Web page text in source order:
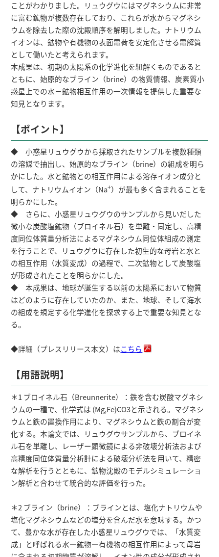
ことがわかりました。リュウグウにはマグネシウムに非常
に富む鉱物が複数存在しており、これらが水からマグネシ
ウムを除去した際の沈殿順序を解明しました。ナトリウム
イオンは、鉱物や有機物の表面電荷を安定化させる電解質
として働いたと考えられます。
本成果は、初期の太陽系の化学進化を紐解くものであると
ともに、始原的なブライン（brine）の物質情報、炭素質小
惑星上での水－鉱物相互作用の一次情報を提供した重要な
知見となります。
【ポイント】
◆ 小惑星リュウグウから採取されたサンプルを複数種類
の溶媒で抽出し、始原的なブライン（brine）の組成を明ら
かにした。水と鉱物との相互作用による溶存イオン成分と
して、ナトリウムイオン（Na+）が最も多く含まれることを
明らかにした。
◆ さらに、小惑星リュウグウのサンプルから見いだした
微小な炭酸塩鉱物（ブロイネル石）を単離・同定し、高精
度同位体質量分析法によるマグネシウム同位体組成の測定
を行うことで、リュウグウに存在した初生的な母岩と水と
の相互作用（水質変成）の過程で、二次鉱物として炭酸塩
が形成されたことを明らかにした。
◆ 本成果は、地球が誕生する以前の太陽系において物質
はどのように存在していたのか、また、地球、そして海水
の組成を規定する化学進化を探求する上で重要な知見とな
る。
◆詳細（プレスリリース本文）はこちら
【用語説明】
＊1 ブロイネル石（Breunnerite）：鉄を含む炭酸マグネシ
ウムの一種で、化学式は (Mg,Fe)CO3と示される。マグネシ
ウムと鉄の置換作用により、マグネシウムと鉄の割合が変
化する。本論文では、リュウグウサンプルから、ブロイネ
ル石を単離し、レーザー顕微鏡による非破壊分析法および
高精度同位体質量分析計による破壊分析法を用いて、精密
な解析を行うとともに、鉱物沈殿のモデルシミュレーショ
ン解析と合わせて統合的な評価を行った。
＊2 ブライン（brine）：ブラインとは、塩化ナトリウムや
塩化マグネシウムなどの塩分を含んだ水を意味する。かつ
て、豊かな水が存在した小惑星リュウグウでは、「水質変
成」と呼ばれる水―鉱物―有機物の相互作用によって母岩